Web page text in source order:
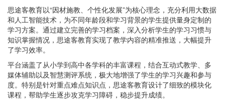
思途客教育以“因材施教、个性化发展”为核心理念，充分利用大数据
和人工智能技术，为不同年龄段和学习背景的学生提供量身定制的
学习方案。通过建立完善的学习档案，深入分析学生的学习习惯与
知识掌握情况，思途客教育实现了教学内容的精准推送，大幅提升
了学习效率。
平台涵盖了从小学到高中各学科的丰富课程，结合互动式教学、多
媒体辅助以及智慧测评系统，极大地增强了学生的学习兴趣和参与
度。特别是针对重点难点知识点，思途客教育设计了细致的模块化
课程，帮助学生逐步攻克学习障碍，稳步提升成绩。